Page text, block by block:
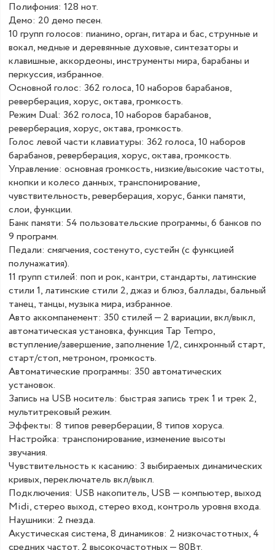
Полифония: 128 нот.
Демо: 20 демо песен.
10 групп голосов: пианино, орган, гитара и бас, струнные и
вокал, медные и деревянные духовые, синтезаторы и
клавишные, аккордеоны, инструменты мира, барабаны и
перкуссия, избранное.
Основной голос: 362 голоса, 10 наборов барабанов,
реверберация, хорус, октава, громкость.
Режим Dual: 362 голоса, 10 наборов барабанов,
реверберация, хорус, октава, громкость.
Голос левой части клавиатуры: 362 голоса, 10 наборов
барабанов, реверберация, хорус, октава, громкость.
Управление: основная громкость, низкие/высокие частоты,
кнопки и колесо данных, транспонирование,
чувствительность, реверберация, хорус, банки памяти,
слои, функции.
Банк памяти: 54 пользовательские программы, 6 банков по
9 программ.
Педали: смягчения, состенуто, сустейн (с функцией
полунажатия).
11 групп стилей: поп и рок, кантри, стандарты, латинские
стили 1, латинские стили 2, джаз и блюз, баллады, бальный
танец, танцы, музыка мира, избранное.
Авто аккомпанемент: 350 стилей — 2 вариации, вкл/выкл,
автоматическая установка, функция Tap Tempo,
вступление/завершение, заполнение 1/2, синхронный старт,
старт/стоп, метроном, громкость.
Автоматические программы: 350 автоматических
установок.
Запись на USB носитель: быстрая запись трек 1 и трек 2,
мультитрековый режим.
Эффекты: 8 типов реверберации, 8 типов хоруса.
Настройка: транспонирование, изменение высоты
звучания.
Чувствительность к касанию: 3 выбираемых динамических
кривых, переключатель вкл/выкл.
Подключения: USB накопитель, USB — компьютер, выход
Midi, стерео выход, стерео вход, контроль уровня входа.
Наушники: 2 гнезда.
Акустическая система, 8 динамиков: 2 низкочастотных, 4